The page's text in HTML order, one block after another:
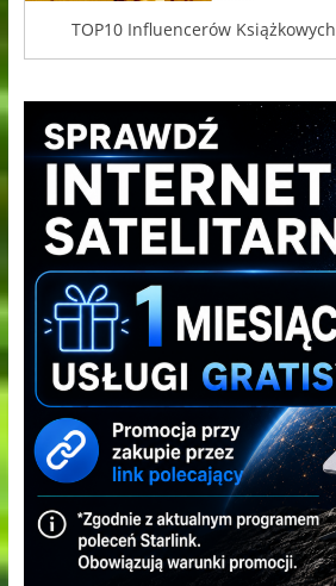
TOP10 Influencerów Książkowych